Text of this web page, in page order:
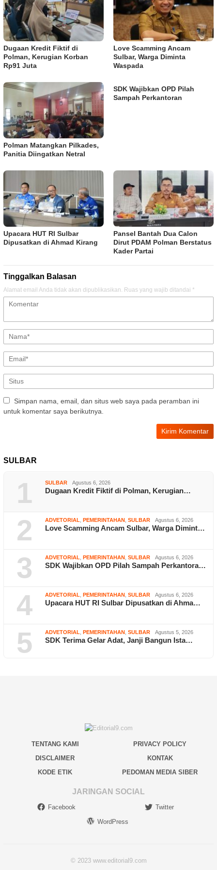
Dugaan Kredit Fiktif di
Polman, Kerugian Korban
Rp91 Juta
Love Scamming Ancam
Sulbar, Warga Diminta
Waspada
Polman Matangkan Pilkades,
Panitia Diingatkan Netral
SDK Wajibkan OPD Pilah
Sampah Perkantoran
Upacara HUT RI Sulbar
Dipusatkan di Ahmad Kirang
Pansel Bantah Dua Calon
Dirut PDAM Polman Berstatus
Kader Partai
Tinggalkan Balasan
Alamat email Anda tidak akan dipublikasikan. Ruas yang wajib ditandai *
Simpan nama, email, dan situs web saya pada peramban ini
untuk komentar saya berikutnya.
SULBAR
1 SULBAR Agustus 6, 2026
Dugaan Kredit Fiktif di Polman, Kerugian…
2 ADVETORIAL PEMERINTAHAN SULBAR Agustus 6, 2026
Love Scamming Ancam Sulbar, Warga Dimint…
3 ADVETORIAL PEMERINTAHAN SULBAR Agustus 6, 2026
SDK Wajibkan OPD Pilah Sampah Perkantora…
4 ADVETORIAL PEMERINTAHAN SULBAR Agustus 6, 2026
Upacara HUT RI Sulbar Dipusatkan di Ahma…
5 ADVETORIAL PEMERINTAHAN SULBAR Agustus 5, 2026
SDK Terima Gelar Adat, Janji Bangun Ista…
TENTANG KAMI
PRIVACY POLICY
DISCLAIMER
KONTAK
KODE ETIK
PEDOMAN MEDIA SIBER
JARINGAN SOCIAL
Facebook
Twitter
WordPress
© 2023 www.editorial9.com